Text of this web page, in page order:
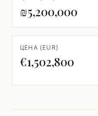
₪5,200,000
ЦЕНА (EUR)
€1,502,800